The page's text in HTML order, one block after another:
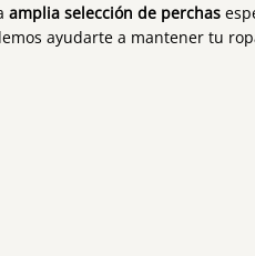
amplia selección de perchas
ayudarte a mantener tu